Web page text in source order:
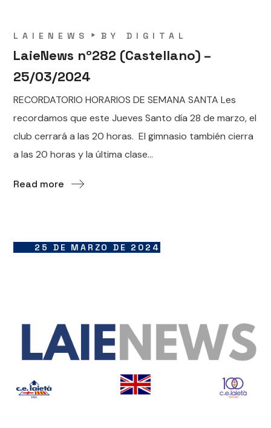
LAIENEWS BYDIGITAL
LaieNews nº282 (Castellano) –
25/03/2024
RECORDATORIO HORARIOS DE SEMANA SANTA Les
recordamos que este Jueves Santo día 28 de marzo, el
club cerrará a las 20 horas. El gimnasio también cierra
a las 20 horas y la última clase...
Read more
25 DE MARZO DE 2024